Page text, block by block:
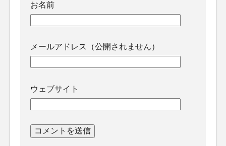
お名前
メールアドレス（公開されません）
ウェブサイト